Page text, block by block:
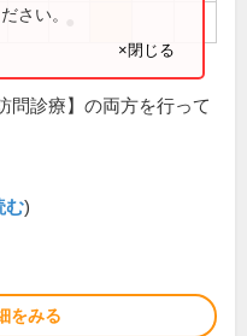
さい。
×閉じる
問診療】の両方を行って
む)
をみる